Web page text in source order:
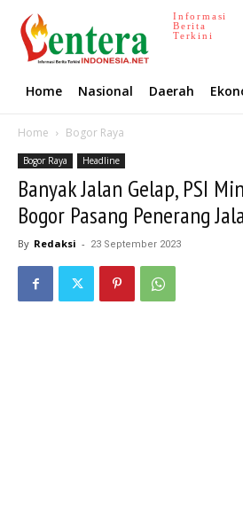
Informasi
Berita
Terkini
Home Nasional Daerah
Home Bogor Raya
Bogor Raya Headline
Banyak Jalan Gelap, PSI
Bogor Pasang Penerang
By Redaksi - 23 September 2023